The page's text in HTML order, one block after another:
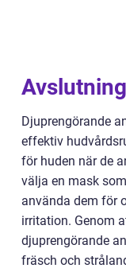
Avslutning
Djuprengörande
effektiv
för huden när de
välja en mask
använda dem för
irritation. Genom
djuprengörande
fräsch och